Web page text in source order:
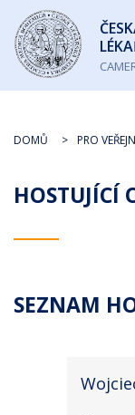
Česká
lékařská
komora
HOSTUJÍCÍ
DOMŮ PRO
SEZNAM